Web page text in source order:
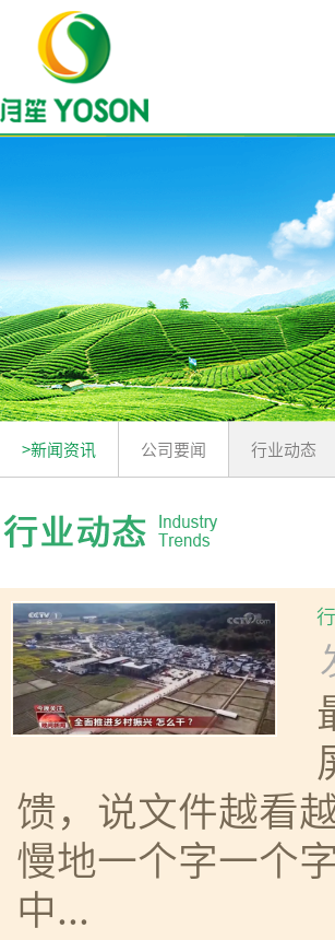
>新闻资讯 公司要闻 行业动态
馈，说文件越看
慢地一个字一个
中...